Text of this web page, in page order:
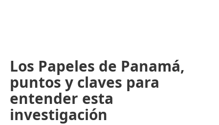
Los Papeles de Panamá,
puntos y claves para
entender esta
investigación